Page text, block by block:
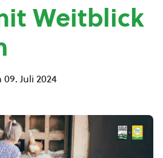
Weitblick
Juli 2024